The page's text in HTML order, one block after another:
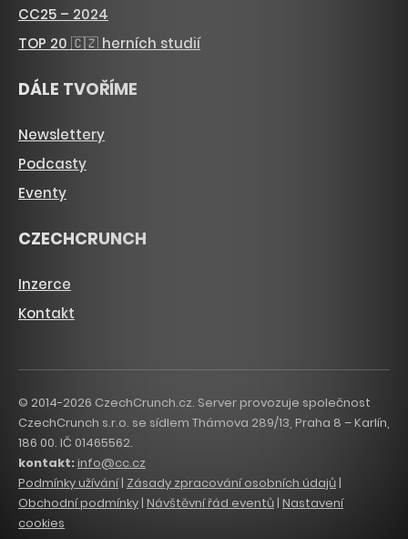
CC25 – 2024
TOP 20 🇨🇿 herních studií
DÁLE TVOŘÍME
Newslettery
Podcasty
Eventy
CZECHCRUNCH
Inzerce
Kontakt
© 2014-2026 CzechCrunch.cz. Server provozuje společnost
CzechCrunch s.r.o. se sídlem Thámova 289/13, Praha 8 – Karlín,
186 00. IČ 01465562.
kontakt:info@cc.cz
Podmínky užívání| Zásady zpracování osobních údajů|
Obchodní podmínky| Návštěvní řád eventů | Nastavení
cookies